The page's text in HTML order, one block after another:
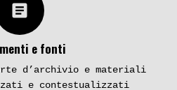
article
e fonti
d’archivio e materiali
e contestualizzati